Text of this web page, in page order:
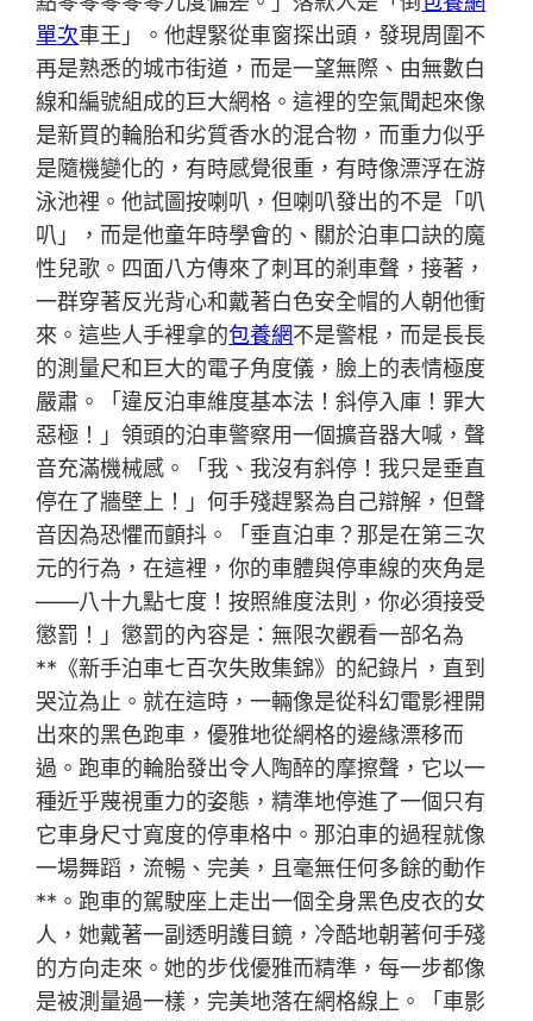
單次車王」。他趕緊從車窗探出頭，發現周圍不
再是熟悉的城市街道，而是一望無際、由無數白
線和編號組成的巨大網格。這裡的空氣聞起來像
是新買的輪胎和劣質香水的混合物，而重力似乎
是隨機變化的，有時感覺很重，有時像漂浮在游
泳池裡。他試圖按喇叭，但喇叭發出的不是「叭
叭」，而是他童年時學會的、關於泊車口訣的魔
性兒歌。四面八方傳來了刺耳的剎車聲，接著，
一群穿著反光背心和戴著白色安全帽的人朝他衝
來。這些人手裡拿的包養網不是警棍，而是長長
的測量尺和巨大的電子角度儀，臉上的表情極度
嚴肅。「違反泊車維度基本法！斜停入庫！罪大
惡極！」領頭的泊車警察用一個擴音器大喊，聲
音充滿機械感。「我、我沒有斜停！我只是垂直
停在了牆壁上！」何手殘趕緊為自己辯解，但聲
音因為恐懼而顫抖。「垂直泊車？那是在第三次
元的行為，在這裡，你的車體與停車線的夾角是
——八十九點七度！按照維度法則，你必須接受
懲罰！」懲罰的內容是：無限次觀看一部名為
**《新手泊車七百次失敗集錦》的紀錄片，直到
哭泣為止。就在這時，一輛像是從科幻電影裡開
出來的黑色跑車，優雅地從網格的邊緣漂移而
過。跑車的輪胎發出令人陶醉的摩擦聲，它以一
種近乎蔑視重力的姿態，精準地停進了一個只有
它車身尺寸寬度的停車格中。那泊車的過程就像
一場舞蹈，流暢、完美，且毫無任何多餘的動作
**。跑車的駕駛座上走出一個全身黑色皮衣的女
人，她戴著一副透明護目鏡，冷酷地朝著何手殘
的方向走來。她的步伐優雅而精準，每一步都像
是被測量過一樣，完美地落在網格線上。「車影